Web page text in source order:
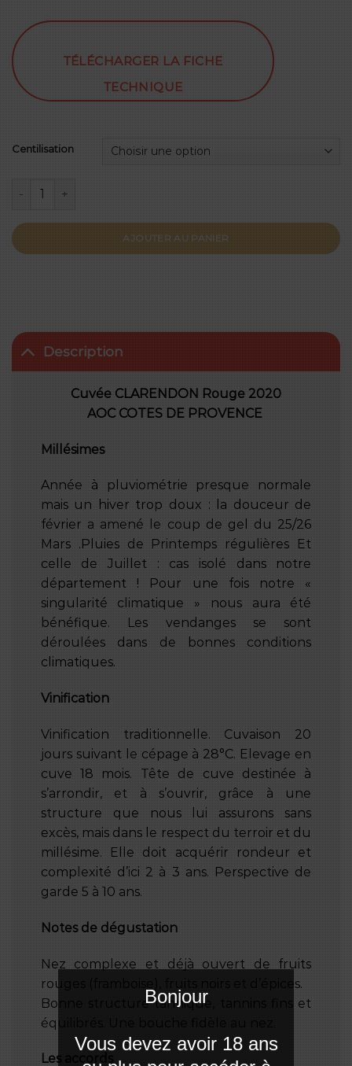
TÉLÉCHARGER LA FICHE
TECHNIQUE
Centilisation
quantité de Clarendon rouge 2020
AJOUTER AU PANIER
Description
Cuvée CLARENDON Rouge 2020
AOC COTES DE PROVENCE
Millésimes
Année à pluviométrie presque normale
mais un hiver trop doux : la douceur de
février a amené le coup de gel du 25/26
Mars .Pluies de Printemps régulières Et
celle de Juillet : cas isolé dans notre
département ! Pour une fois notre «
singularité climatique » nous aura été
bénéfique. Les vendanges se sont
déroulées dans de bonnes conditions
climatiques.
Vinification
Vinification traditionnelle. Cuvaison 20
jours suivant le cépage à 28°C. Elevage en
cuve 18 mois. Tête de cuve destinée à
s’arrondir, et à s’ouvrir, grâce à une
structure que nous lui assurons sans
excès, mais dans le respect du terroir et du
millésime. Elle doit acquérir rondeur et
complexité d’ici 2 à 3 ans. Perspective de
garde 5 à 10 ans.
Notes de dégustation
Nez complexe et déjà ouvert de fruits
rouges (framboise), fruits noirs et d’épices.
Bonne structure tannique, tannins fins et
équilibrés. Une bouche fidèle au nez.
Les accords
Bonjour
Vous devez avoir 18 ans